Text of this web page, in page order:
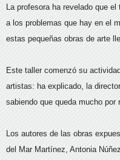
La profesora ha revelado que
a los problemas que hay en el
estas pequeñas obras de arte
Este taller comenzó su
artistas: ha explicado, la
sabiendo que queda mucho por
Los autores de las obras
del Mar Martínez, Antonia